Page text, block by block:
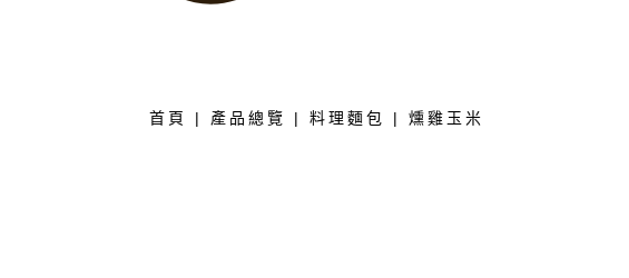
首頁 | 產品總覽 |料理麵包 | 燻雞玉米